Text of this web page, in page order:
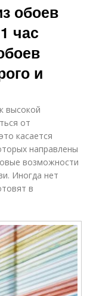
обоев
час
и
высокой
от
касается
направлены
возможности
Иногда нет
в